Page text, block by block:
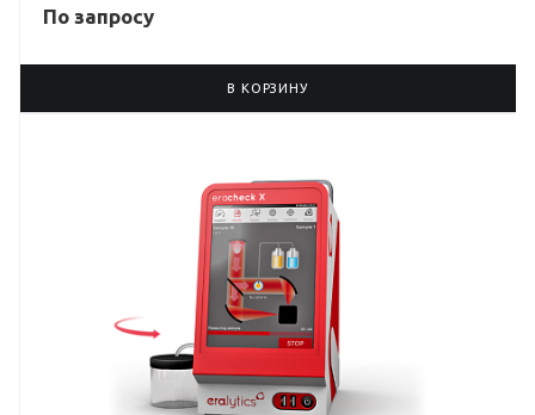
По запросу
В КОРЗИНУ